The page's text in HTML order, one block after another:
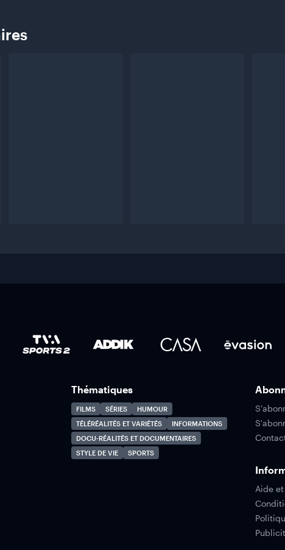
Thématiques
FILMS SÉRIES
HUMOUR
TÉLÉRÉALITÉS ET VARIÉTÉS
INFORMATIONS
DOCU-RÉALITÉS ET DOCUMENTAIRES
STYLE DE VIE
SPORTS
Aide